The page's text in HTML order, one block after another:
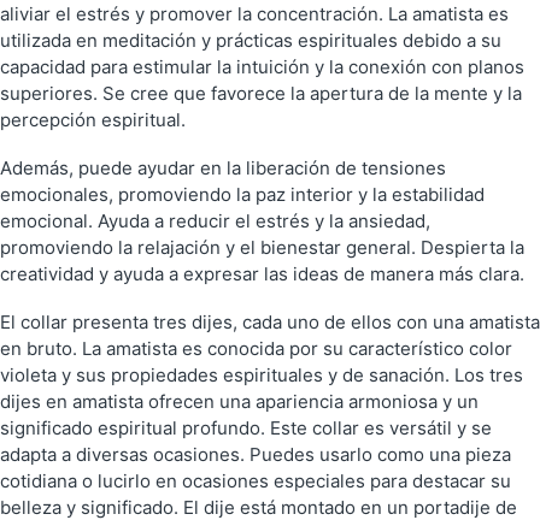
aliviar el estrés y promover la concentración. La amatista es
utilizada en meditación y prácticas espirituales debido a su
capacidad para estimular la intuición y la conexión con planos
superiores. Se cree que favorece la apertura de la mente y la
percepción espiritual.
Además, puede ayudar en la liberación de tensiones
emocionales, promoviendo la paz interior y la estabilidad
emocional. Ayuda a reducir el estrés y la ansiedad,
promoviendo la relajación y el bienestar general. Despierta la
creatividad y ayuda a expresar las ideas de manera más clara.
El collar presenta tres dijes, cada uno de ellos con una amatista
en bruto. La amatista es conocida por su característico color
violeta y sus propiedades espirituales y de sanación. Los tres
dijes en amatista ofrecen una apariencia armoniosa y un
significado espiritual profundo. Este collar es versátil y se
adapta a diversas ocasiones. Puedes usarlo como una pieza
cotidiana o lucirlo en ocasiones especiales para destacar su
belleza y significado. El dije está montado en un portadije de